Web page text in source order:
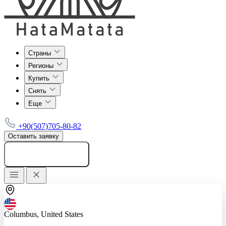
Страны
Регионы
Купить
Снять
Еще
+90(507)705-80-82
Оставить заявку
Columbus, United States